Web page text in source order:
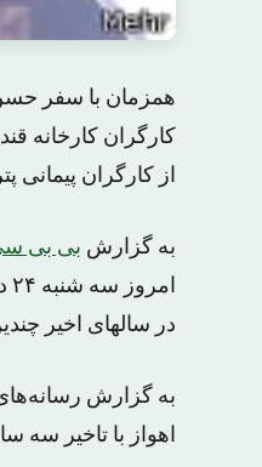
کارگران کارخانه
از کارگران
به گزارش بی بی
در سالهای اخیر
به گزارش
اهواز با تاخیر سه